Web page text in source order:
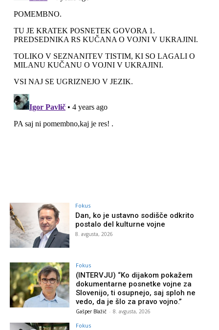
Fokus
Dan, ko je ustavno sodišče odkrito
postalo del kulturne vojne
8. avgusta, 2026
Fokus
(INTERVJU) “Ko dijakom pokažem
dokumentarne posnetke vojne za
Slovenijo, ti osupnejo, saj sploh ne
vedo, da je šlo za pravo vojno.”
Gašper Blažič - 8. avgusta, 2026
Fokus